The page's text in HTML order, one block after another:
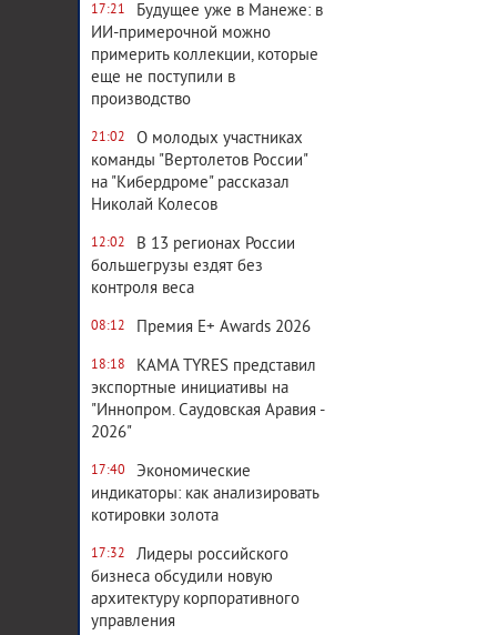
17:21
Будущее уже в Манеже: в
ИИ-примерочной можно
примерить коллекции, которые
еще не поступили в
производство
21:02
О молодых участниках
команды "Вертолетов России"
на "Кибердроме" рассказал
Николай Колесов
12:02
В 13 регионах России
большегрузы ездят без
контроля веса
08:12 Премия E+ Awards 2026
18:18
KAMA TYRES представил
экспортные инициативы на
"Иннопром. Саудовская Аравия -
2026"
17:40
Экономические
индикаторы: как анализировать
котировки золота
17:32
Лидеры российского
бизнеса обсудили новую
архитектуру корпоративного
управления